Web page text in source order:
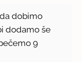
dobimo
dodamo še
9